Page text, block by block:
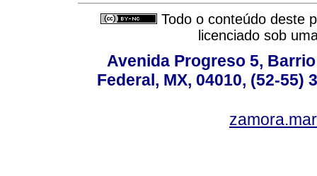
Todo o conteúdo deste
licenciado sob
Avenida Progreso 5,
Federal, MX, 04010, (52-55)